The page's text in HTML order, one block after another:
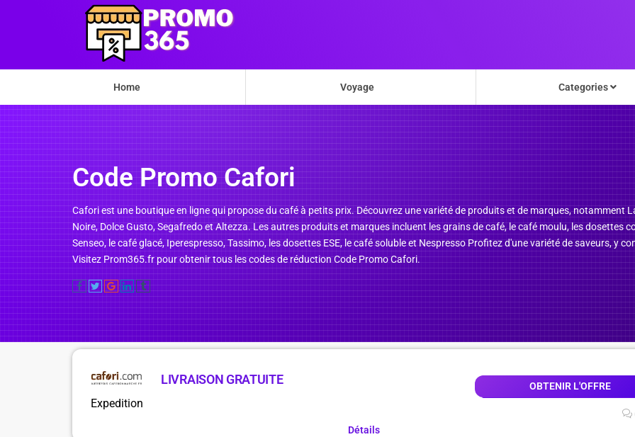
Home Voyage Categories
Code Promo Cafori
Cafori est une boutique en ligne qui propose du café à petits prix. Découvrez une variété de produits et de marques, notamment
Noire, Dolce Gusto, Segafredo et Altezza. Les autres produits et marques incluent les grains de café, le café moulu, les dosettes
Senseo, le café glacé, Iperespresso, Tassimo, les dosettes ESE, le café soluble et Nespresso Profitez d'une variété de saveurs, y
Visitez Prom365.fr pour obtenir tous les codes de réduction Code Promo Cafori.
Expedition
LIVRAISON GRATUITE OBTENIR L'OFFRE
Détails